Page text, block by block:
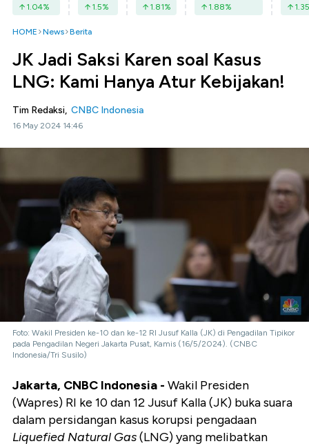
1.04% 1.5% 1.81% 1.88% 1.35
HOME News Berita
JK Jadi Saksi Karen soal Kasus
LNG: Kami Hanya Atur Kebijakan!
Tim Redaksi, CNBC Indonesia
16 May 2024 14:46
Foto: Wakil Presiden ke-10 dan ke-12 RI Jusuf Kalla (JK) di Pengadilan Tipikor
pada Pengadilan Negeri Jakarta Pusat, Kamis (16/5/2024). (CNBC
Indonesia/Tri Susilo)
Jakarta, CNBC Indonesia - Wakil Presiden
(Wapres) RI ke 10 dan 12 Jusuf Kalla (JK) buka suara
dalam persidangan kasus korupsi pengadaan
Liquefied Natural Gas(LNG) yang melibatkan